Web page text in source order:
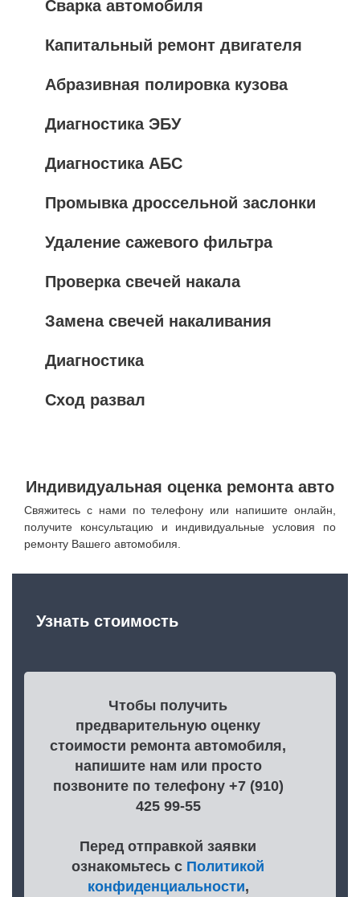
Сварка автомобиля
Капитальный ремонт двигателя
Абразивная полировка кузова
Диагностика ЭБУ
Диагностика АБС
Промывка дроссельной заслонки
Удаление сажевого фильтра
Проверка свечей накала
Замена свечей накаливания
Диагностика
Сход развал
Индивидуальная оценка ремонта авто
Свяжитесь с нами по телефону или напишите онлайн,
получите консультацию и индивидуальные условия по
ремонту Вашего автомобиля.
Узнать стоимость
Чтобы получить
предварительную оценку
стоимости ремонта автомобиля,
напишите нам или просто
позвоните по телефону +7 (910)
425 99-55
Перед отправкой заявки
ознакомьтесь с Политикой
конфиденциальности,